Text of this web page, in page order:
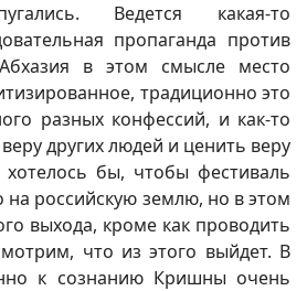
Ведется какая-то
пропаганда против
в этом смысле место
традиционно это
разных конфессий, и как-то
других людей и ценить веру
бы, чтобы фестиваль
на российскую землю, но в этом
выхода, кроме как проводить
что из этого выйдет. В
к сознанию Кришны очень